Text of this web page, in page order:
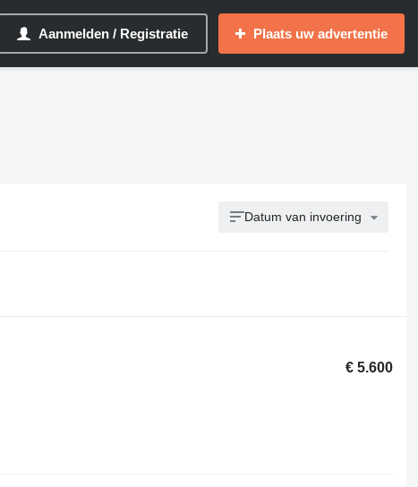
Aanmelden / Registratie Plaats uw advertentie
Datum van invoering
€ 5.600